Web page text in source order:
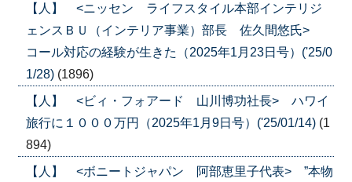
【人】 <ニッセン ライフスタイル本部インテリジ
ェンスＢＵ（インテリア事業）部長 佐久間悠氏>
コール対応の経験が生きた（2025年1月23日号）('25/0
1/28) (1896)
【人】 <ビィ・フォアード 山川博功社長> ハワイ
旅行に１０００万円（2025年1月9日号）('25/01/14) (1
894)
【人】 <ボニートジャパン 阿部恵里子代表> ”本物